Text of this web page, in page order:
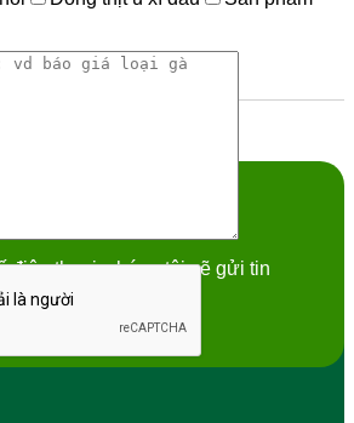
điện thoại, chúng tôi sẽ gửi tin